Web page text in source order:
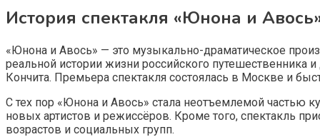
История спектакля «Юнона и
«Юнона и Авось» — это музыкально-драматическое
реальной истории жизни российского
Кончита. Премьера спектакля состоялась в Москве и
С тех пор «Юнона и Авось» стала неотъемлемой частью
новых артистов и режиссёров. Кроме того, спектакль
возрастов и социальных групп.